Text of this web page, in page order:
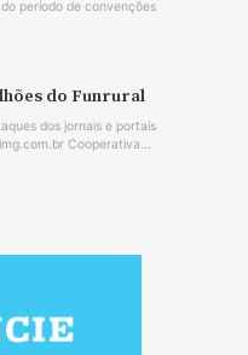
período de convenções
do Funrural
dos jornais e portais
Cooperativa...